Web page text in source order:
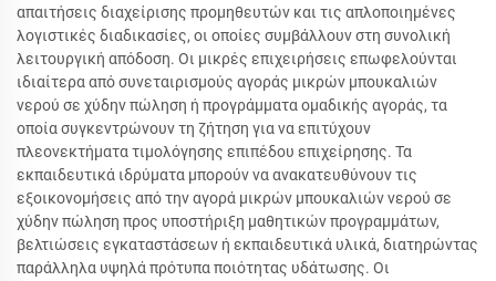
απαιτήσεις διαχείρισης προμηθευτών και τις απλοποιημένες
λογιστικές διαδικασίες, οι οποίες συμβάλλουν στη συνολική
λειτουργική απόδοση. Οι μικρές επιχειρήσεις επωφελούνται
ιδιαίτερα από συνεταιρισμούς αγοράς μικρών μπουκαλιών
νερού σε χύδην πώληση ή προγράμματα ομαδικής αγοράς, τα
οποία συγκεντρώνουν τη ζήτηση για να επιτύχουν
πλεονεκτήματα τιμολόγησης επιπέδου επιχείρησης. Τα
εκπαιδευτικά ιδρύματα μπορούν να ανακατευθύνουν τις
εξοικονομήσεις από την αγορά μικρών μπουκαλιών νερού σε
χύδην πώληση προς υποστήριξη μαθητικών προγραμμάτων,
βελτιώσεις εγκαταστάσεων ή εκπαιδευτικά υλικά, διατηρώντας
παράλληλα υψηλά πρότυπα ποιότητας υδάτωσης. Οι